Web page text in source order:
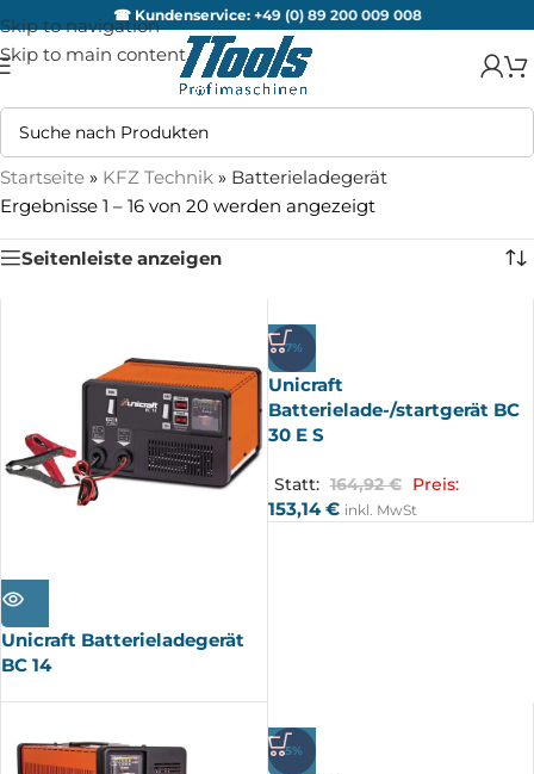
Skip to navigation
Skip to main content
☎ Kundenservice: +49 (0) 89 200 009 008
Startseite » KFZ Technik » Batterieladegerät
Ergebnisse 1 – 16 von 20 werden angezeigt
Seitenleiste anzeigen
AUSV
ERKA
UFT
Unicraft Batterieladegerät
BC 14
-7%
Unicraft
Batterielade-/startgerät BC
30 E S
Statt: 164,92€ Preis:
153,14€ inkl. MwSt
-5%